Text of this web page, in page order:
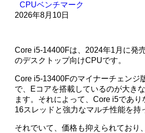
CPUベンチマーク
2026年8月10日
Core i5-14400Fは、2024年1月に発
のデスクトップ向けCPUです。
Core i5-13400Fのマイナーチェンジ
で、Eコアを搭載しているのが大き
ます。それによって、Core i5であり
16スレッドと強力なマルチ性能を持
それでいて、価格も抑えられており